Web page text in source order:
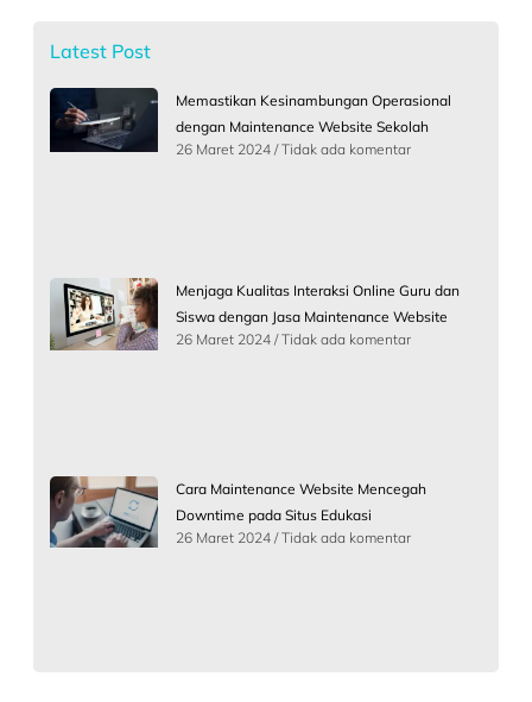
Latest Post
Memastikan Kesinambungan Operasional
dengan Maintenance Website Sekolah
26 Maret 2024 Tidak ada komentar
Menjaga Kualitas Interaksi Online Guru dan
Siswa dengan Jasa Maintenance Website
26 Maret 2024 Tidak ada komentar
Cara Maintenance Website Mencegah
Downtime pada Situs Edukasi
26 Maret 2024 Tidak ada komentar